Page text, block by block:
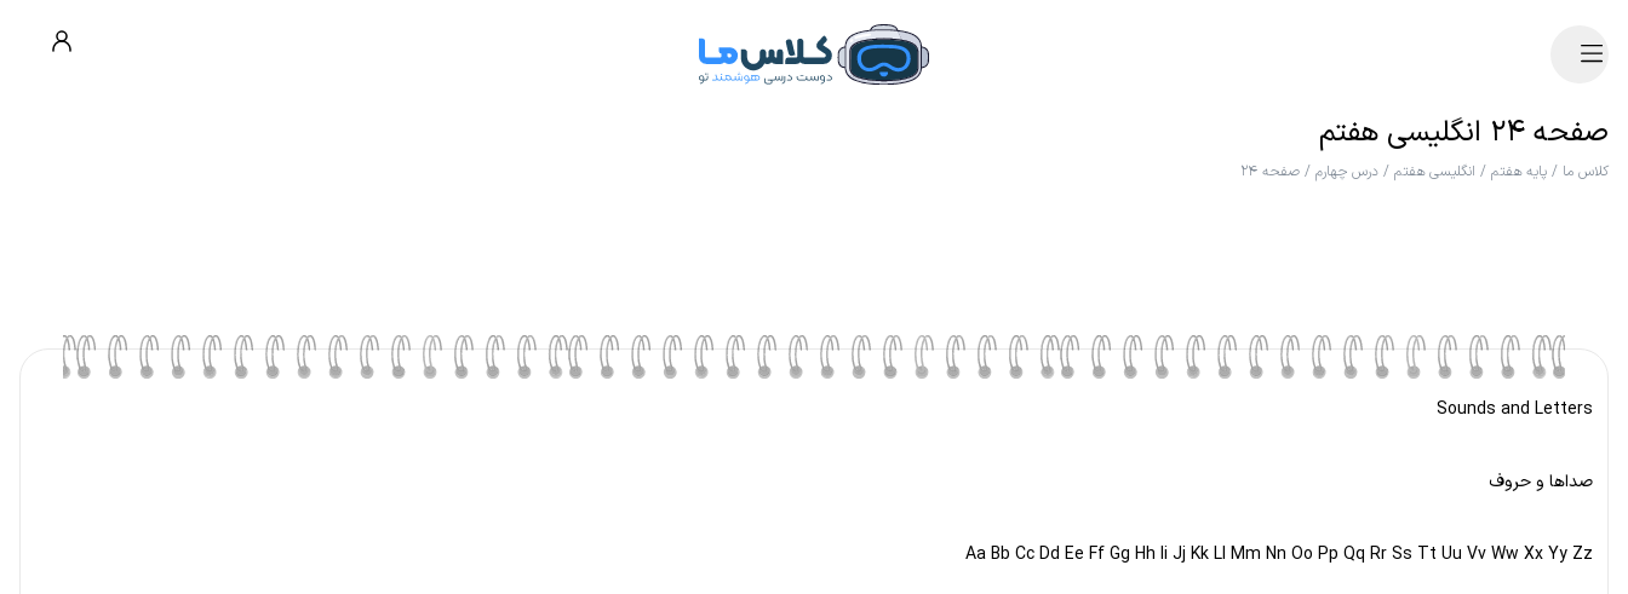
صفحه ۲۴ انگلیسی هفتم
کلاس ما / پایه هفتم / انگلیسی هفتم / درس چهارم / صفحه ۲۴
Sounds and Letters
صداها و حروف
Aa Bb Cc Dd Ee Ff Gg Hh Ii Jj Kk Ll Mm Nn Oo Pp Qq Rr Ss Tt Uu Vv Ww Xx Yy Zz